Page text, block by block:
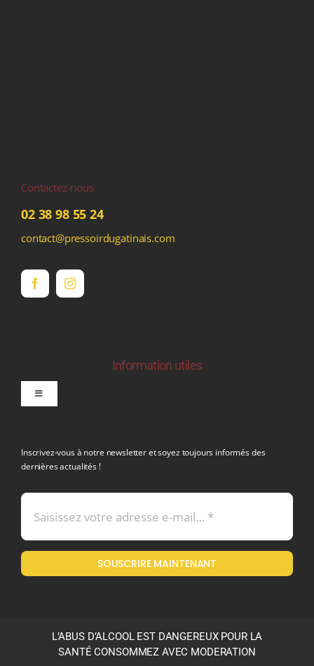
Contactez-nous
02 38 98 55 24
contact@pressoirdugatinais.com
Information utiles
Toggle
Mentions légales
Politique en matière de remboursements et de retours
Inscrivez-vous à notre newsletter et soyez toujours informés des
dernières actualités !
SOUSCRIRE MAINTENANT
L’ABUS D’ALCOOL EST DANGEREUX POUR LA
SANTÉ CONSOMMEZ AVEC MODERATION